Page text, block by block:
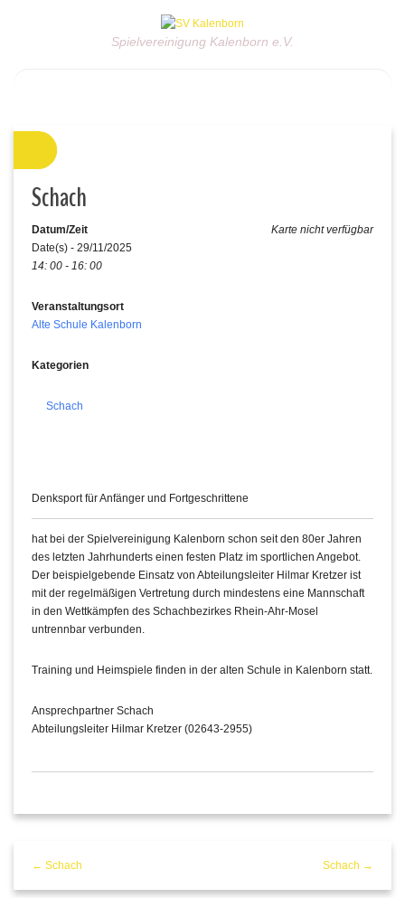
Spielvereinigung Kalenborn e.V.
Schach
Karte nicht verfügbar
Datum/Zeit
Date(s) - 29/11/2025
14: 00 - 16: 00
Veranstaltungsort
Alte Schule Kalenborn
Kategorien
Schach
Denksport für Anfänger und Fortgeschrittene
hat bei der Spielvereinigung Kalenborn schon seit den 80er Jahren
des letzten Jahrhunderts einen festen Platz im sportlichen Angebot.
Der beispielgebende Einsatz von Abteilungsleiter Hilmar Kretzer ist
mit der regelmäßigen Vertretung durch mindestens eine Mannschaft
in den Wettkämpfen des Schachbezirkes Rhein-Ahr-Mosel
untrennbar verbunden.
Training und Heimspiele finden in der alten Schule in Kalenborn statt.
Ansprechpartner Schach
Abteilungsleiter Hilmar Kretzer (02643-2955)
← Schach Schach →